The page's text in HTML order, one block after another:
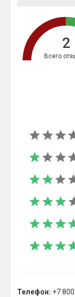
Всего
2
Телефон: +7